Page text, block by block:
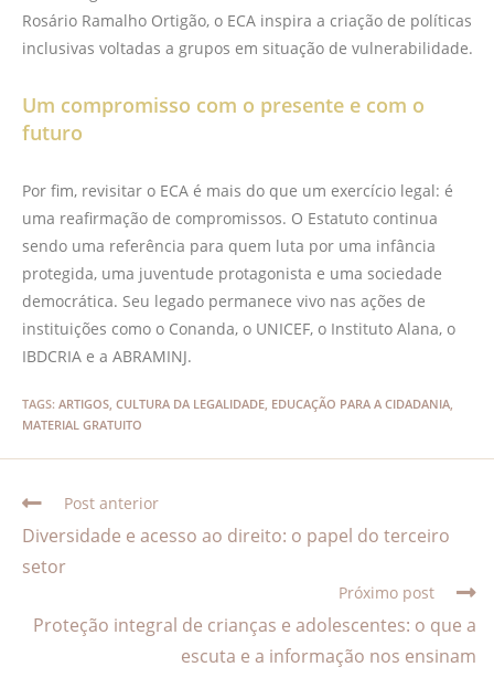
Rosário Ramalho Ortigão, o ECA inspira a criação de políticas
inclusivas voltadas a grupos em situação de vulnerabilidade.
Um compromisso com o presente e com o
futuro
Por fim, revisitar o ECA é mais do que um exercício legal: é
uma reafirmação de compromissos. O Estatuto continua
sendo uma referência para quem luta por uma infância
protegida, uma juventude protagonista e uma sociedade
democrática. Seu legado permanece vivo nas ações de
instituições como o Conanda, o UNICEF, o Instituto Alana, o
IBDCRIA e a ABRAMINJ.
TAGS: ARTIGOS CULTURA DA LEGALIDADE EDUCAÇÃO PARA A CIDADANIA
MATERIAL GRATUITO
Post anterior
Diversidade e acesso ao direito: o papel do terceiro
setor
Próximo post
Proteção integral de crianças e adolescentes: o que a
escuta e a informação nos ensinam